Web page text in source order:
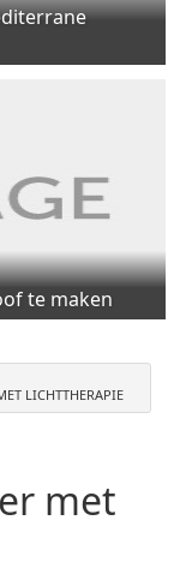
te maken
LICHTTHERAPIE
met